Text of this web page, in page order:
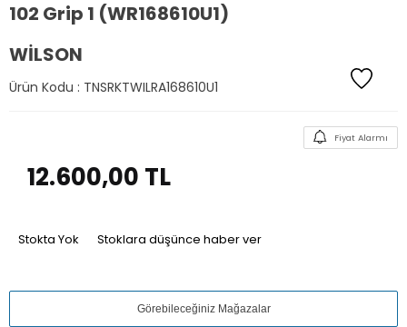
102 Grip 1 (WR168610U1)
WILSON
Ürün Kodu : TNSRKTWILRA168610U1
Fiyat Alarmı
12.600,00 TL
Stokta Yok Stoklara düşünce haber ver
Görebileceğiniz Mağazalar